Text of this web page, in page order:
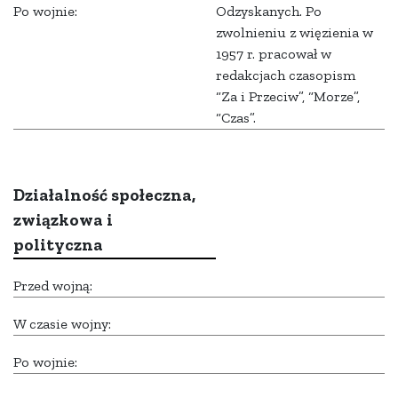
Po wojnie:
Odzyskanych. Po
zwolnieniu z więzienia w
1957 r. pracował w
redakcjach czasopism
“Za i Przeciw”, “Morze”,
“Czas”.
Działalność społeczna,
związkowa i
polityczna
Przed wojną:
W czasie wojny:
Po wojnie: